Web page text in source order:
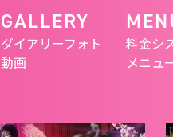
GALLERY
ダイアリーフォト
動画
料金シ
メニュ